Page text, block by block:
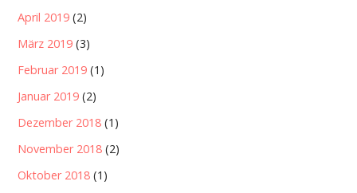
April 2019 (2)
März 2019 (3)
Februar 2019 (1)
Januar 2019 (2)
Dezember 2018 (1)
November 2018 (2)
Oktober 2018 (1)